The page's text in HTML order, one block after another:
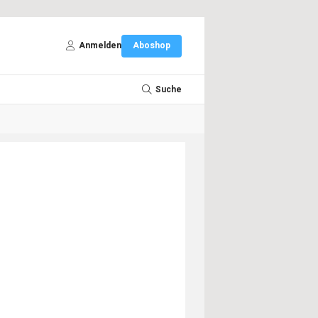
Anmelden Aboshop
Suche